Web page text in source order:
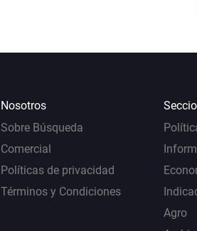
Nosotros
Sobre Búsqueda
Comercial
Políticas de privacidad
Términos y Condiciones
Agro